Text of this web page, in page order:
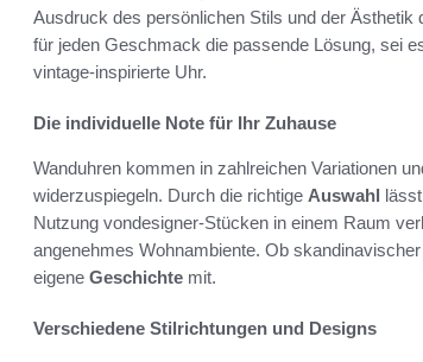
Ausdruck des persönlichen Stils und der Ästhetik
für jeden Geschmack die passende Lösung, sei
vintage-inspirierte Uhr.
Die individuelle Note für Ihr Zuhause
Wanduhren kommen in zahlreichen Variationen
widerzuspiegeln. Durch die richtige Auswahl
Nutzung vondesigner-Stücken in einem Raum
angenehmes Wohnambiente. Ob
eigene Geschichte mit.
Verschiedene Stilrichtungen und Designs